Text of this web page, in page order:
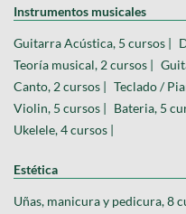
Instrumentos musicales
Guitarra Acústica, 5 cursos |
Teoría musical, 2 cursos |
Canto, 2 cursos |
Teclado /
Violin, 5 cursos |
Bateria, 5
Ukelele, 4 cursos |
Estética
Uñas, manicura y pedicura, 8